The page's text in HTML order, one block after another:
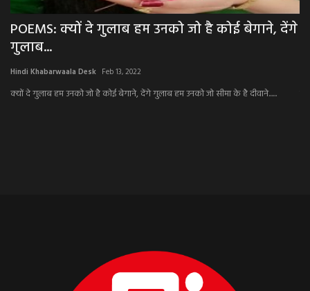
POEMS: क्यों दे गुलाब हम उनको जो है कोई बेगाने, देंगे
गुलाब...
Hindi Khabarwaala Desk Feb 13, 2022
क्यों दे गुलाब हम उनको जो है कोई बेगाने, देंगे गुलाब हम उनको जो सीमा के है दीवाने......